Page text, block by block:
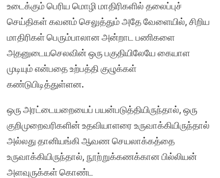
உடைக்கும் பெரிய மொழி மாதிரிகளில் தலைப்புச்
செய்திகள் கவனம் செலுத்தும் அதே வேளையில், சிறிய
மாதிரிகள் பெரும்பாலான அன்றாட பணிகளை
அதனுடையசெலவின் ஒரு பகுதியிலேயே கையாள
முடியும் என்பதை உற்பத்தி குழுக்கள்
கண்டுபிடித்துள்ளன.
ஒரு அரட்டையறையைப் பயன்படுத்தியிருந்தால், ஒரு
குறிமுறைவரிகளின் உதவியாளரை உருவாக்கியிருந்தால்
அல்லது தானியங்கி ஆவண செயலாக்கத்தை
உருவாக்கியிருந்தால், நூற்றுக்கணக்கான பில்லியன்
அளவுருக்கள் கொண்ட